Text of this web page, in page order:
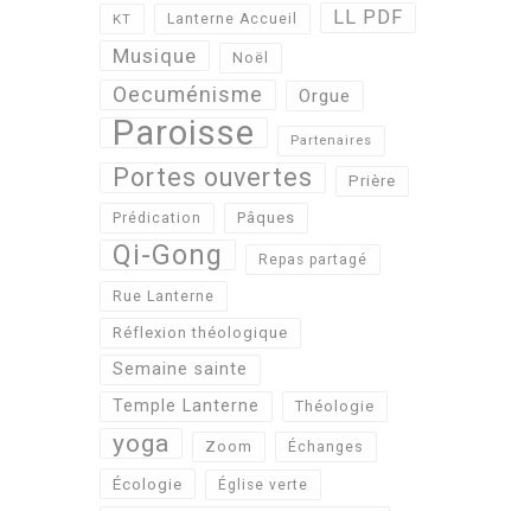
KT Lanterne Accueil LL PDF
Musique Noël
Oecuménisme Orgue
Paroisse Partenaires
Portes ouvertes Prière
Prédication Pâques
Qi-Gong Repas partagé
Rue Lanterne
Réflexion théologique
Semaine sainte
Temple Lanterne
Théologie
yoga Zoom Échanges
Écologie Église verte